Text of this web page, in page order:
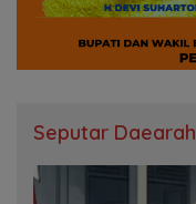
Seputar Daearah